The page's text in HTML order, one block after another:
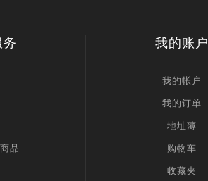
品
我的账户
我的帐户
我的订单
地址薄
购物车
收藏夹